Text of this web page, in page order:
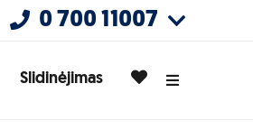
0 700 11007
Slidinėjimas